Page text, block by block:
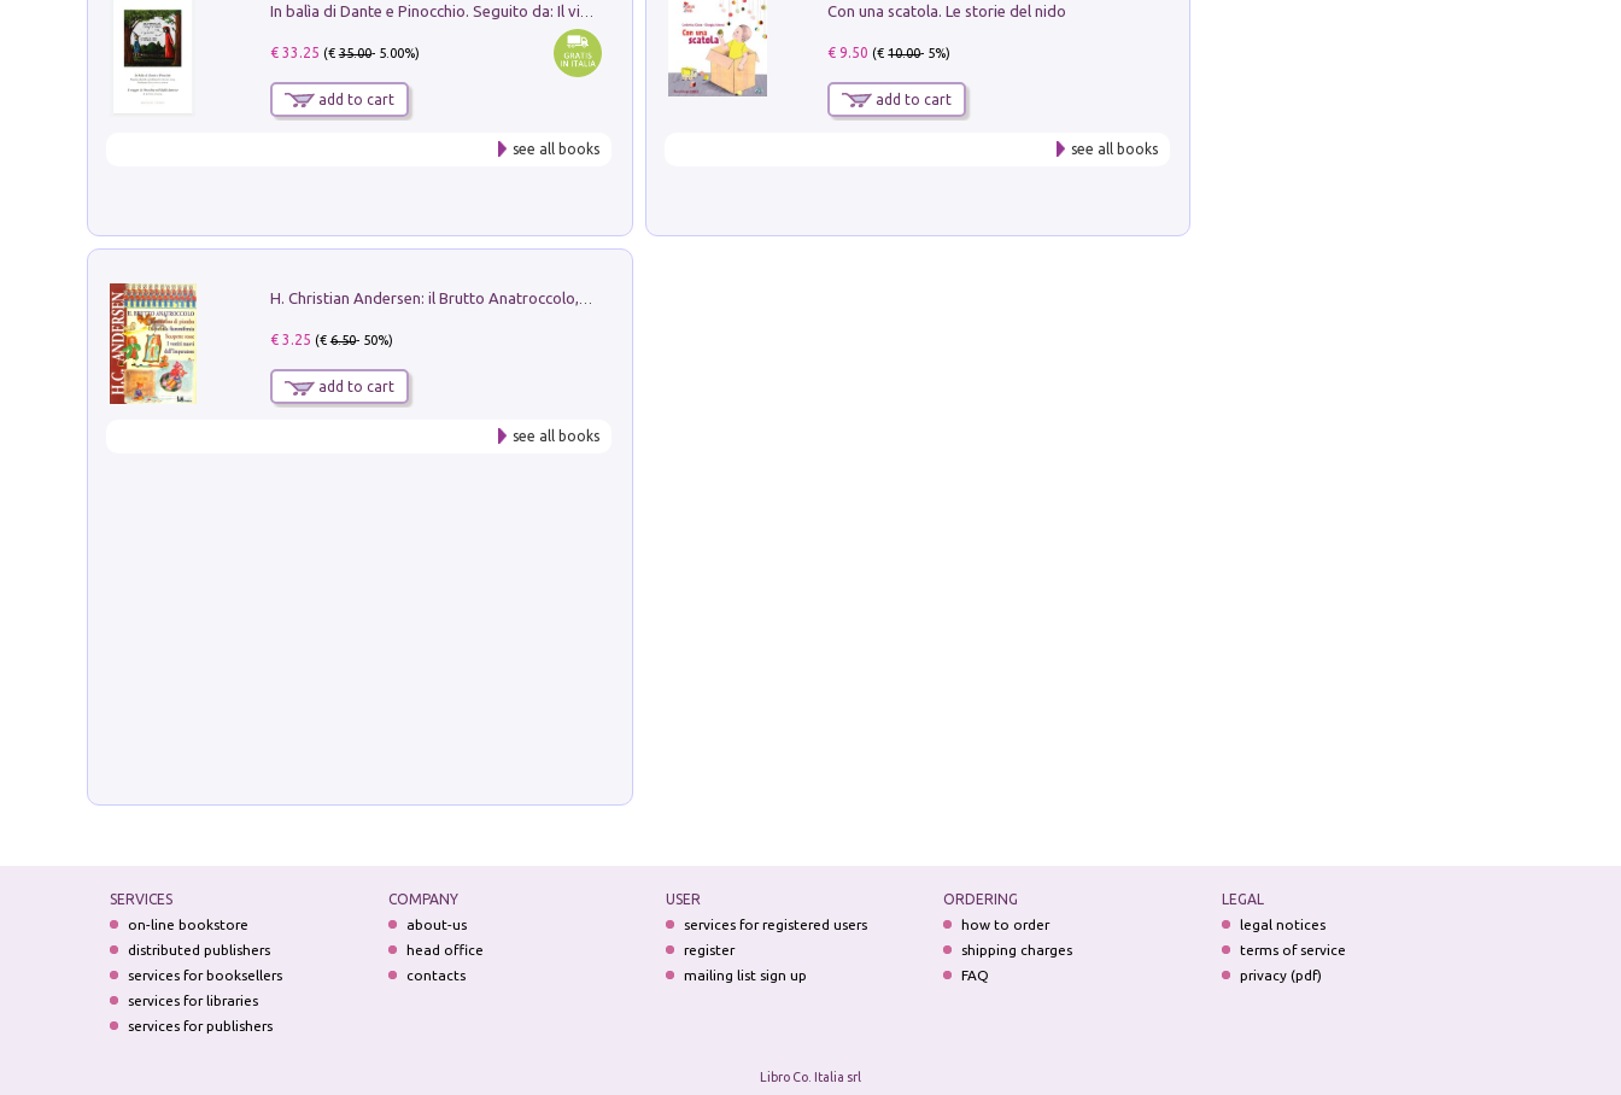
€ 33.25 (€35.00- 5.00%)
add to cart
see all books
Con una scatola. Le storie del nido
€ 9.50 (€10.00- 5%)
add to cart
see all books
€ 3.25 (€6.50- 50%)
add to cart
see all books
SERVICES
on-line bookstore
distributed publishers
services for booksellers
services for libraries
services for publishers
COMPANY
about-us
head office
contacts
USER
services for registered users
register
mailing list sign up
ORDERING
how to order
shipping charges
FAQ
LEGAL
legal notices
terms of service
privacy (pdf)
Libro Co. Italia srl